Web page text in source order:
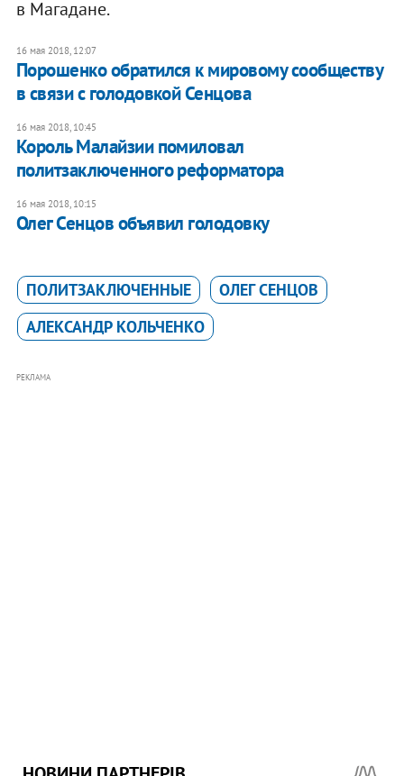
в Магадане.
16 мая 2018, 12:07
Порошенко обратился к мировому сообществу
в связи с голодовкой Сенцова
16 мая 2018, 10:45
Король Малайзии помиловал
политзаключенного реформатора
16 мая 2018, 10:15
​Олег Сенцов объявил голодовку
ПОЛИТЗАКЛЮЧЕННЫЕ
ОЛЕГ СЕНЦОВ
АЛЕКСАНДР КОЛЬЧЕНКО
РЕКЛАМА